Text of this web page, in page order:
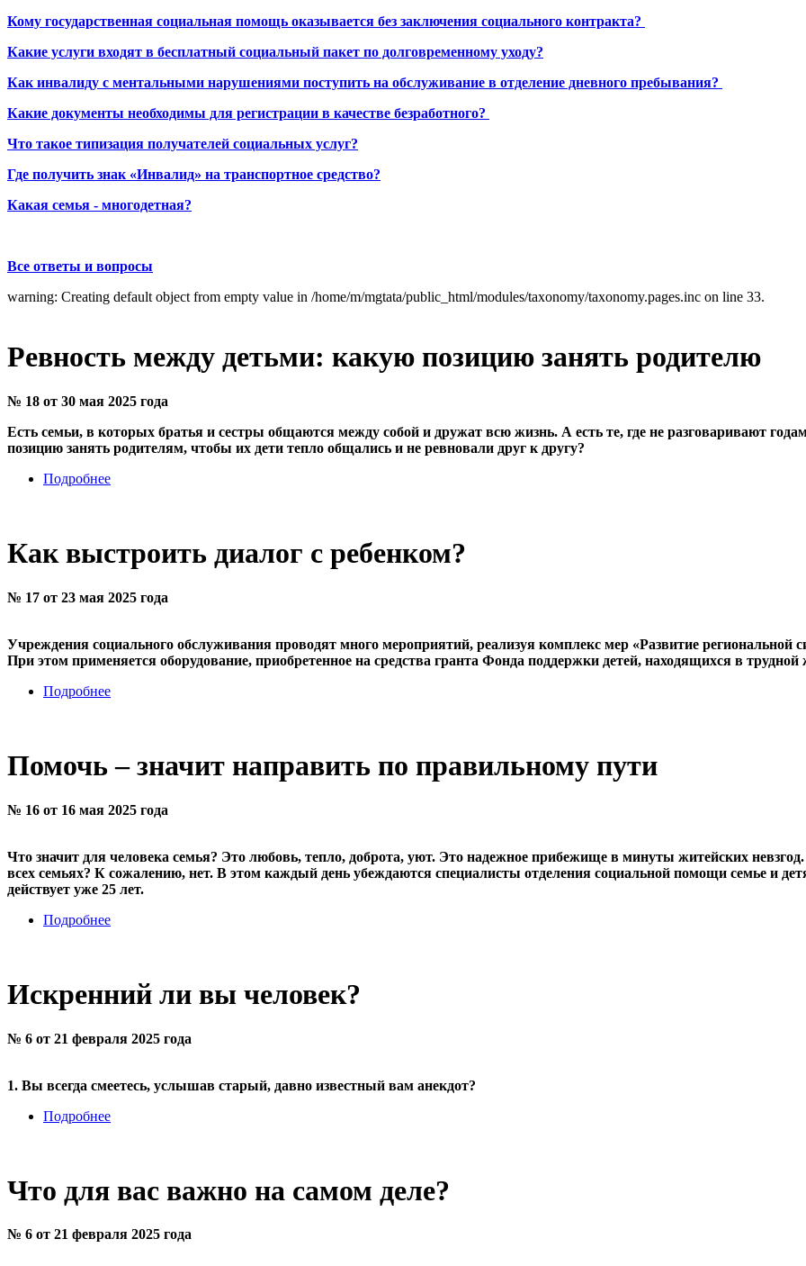
Кому государственная социальная помощь оказывается без заключения социального контракта?
Какие услуги входят в бесплатный социальный пакет по долговременному уходу?
Как инвалиду с ментальными нарушениями поступить на обслуживание в отделение дневного пребывания?
Какие документы необходимы для регистрации в качестве безработного?
Что такое типизация получателей социальных услуг?
Где получить знак «Инвалид» на транспортное средство?
Какая семья - многодетная?
Все ответы и вопросы
warning: Creating default object from empty value in /home/m/mgtata/public_html/modules/taxonomy/taxonomy.pages.inc on line 33.
Ревность между детьми: какую позицию занять родителю
№ 18 от 30 мая 2025 года
Есть семьи, в которых братья и сестры общаются между собой и дружат всю жизнь. А есть те, где не разговаривают
позицию занять родителям, чтобы их дети тепло общались и не ревновали друг к другу?
Подробнее
Как выстроить диалог с ребенком?
№ 17 от 23 мая 2025 года
Учреждения социального обслуживания проводят много мероприятий, реализуя комплекс мер «Развитие региональной
При этом применяется оборудование, приобретенное на средства гранта Фонда поддержки детей, находящихся в трудной
Подробнее
Помочь – значит направить по правильному пути
№ 16 от 16 мая 2025 года
Что значит для человека семья? Это любовь, тепло, доброта, уют. Это надежное прибежище в минуты житейских
всех семьях? К сожалению, нет. В этом каждый день убеждаются специалисты отделения социальной помощи семье и
действует уже 25 лет.
Подробнее
Искренний ли вы человек?
№ 6 от 21 февраля 2025 года
1. Вы всегда смеетесь, услышав старый, давно известный вам анекдот?
Подробнее
Что для вас важно на самом деле?
№ 6 от 21 февраля 2025 года